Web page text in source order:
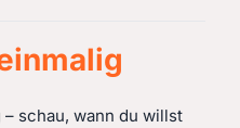
schau, wann du willst